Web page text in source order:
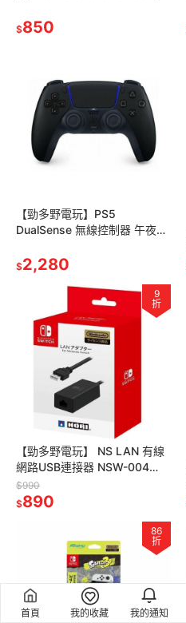
首頁 我的收藏 我的通知
$850
【勁多野電玩】PS5
DualSense 無線控制器 午夜黑
$2,280
9
折
【勁多野電玩】 NS LAN 有線
網路USB連接器 NSW-004
Switch周邊
$990
$890
86
折